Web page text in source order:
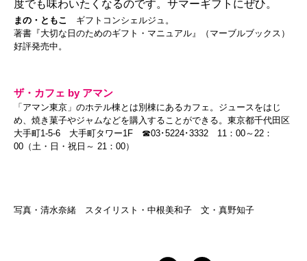
度でも味わいたくなるのです。サマーギフトにぜひ。
まの・ともこ
ギフトコンシェルジュ。
著書『大切な日のためのギフト・マニュアル』（マーブルブックス）
好評発売中。
ザ・カフェ by アマン
「アマン東京」のホテル棟とは別棟にあるカフェ。ジュースをはじ
め、焼き菓子やジャムなどを購入することができる。東京都千代田区
大手町1-5-6 大手町タワー1F ☎03･5224･3332 11：00～22：
00（土・日・祝日～ 21：00）
写真・清水奈緒 スタイリスト・中根美和子 文・真野知子